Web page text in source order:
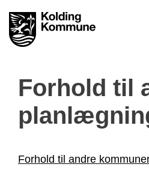
Forhold til
​​Forhold til andre